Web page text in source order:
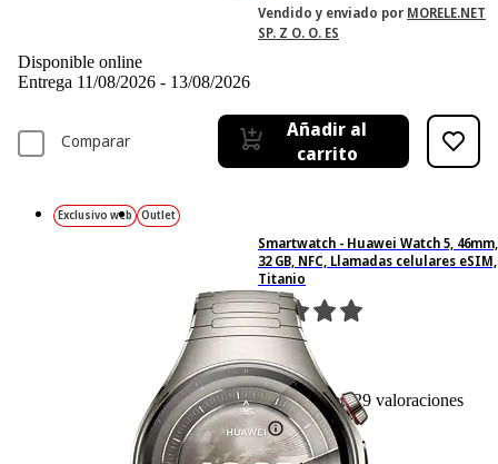
Vendido y enviado por MORELE.NET
SP. Z O. O. ES
Disponible online
Entrega 11/08/2026 - 13/08/2026
Comparar
Añadir al
carrito
Exclusivo web Outlet
Smartwatch - Huawei Watch 5, 46mm,
32 GB, NFC, Llamadas celulares eSIM,
Titanio
29Basado en 29 valoraciones